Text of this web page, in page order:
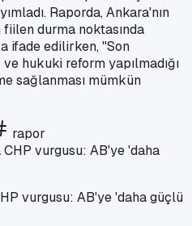
Raporda, Ankara'nın
durma noktasında
ifade edilirken, "Son
hukuki reform yapılmadığı
sağlanması mümkün
rapor
vurgusu: AB'ye 'daha güçlü